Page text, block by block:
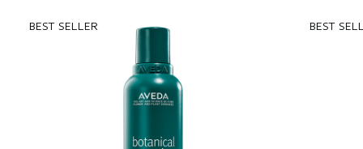
BEST SELLER BEST